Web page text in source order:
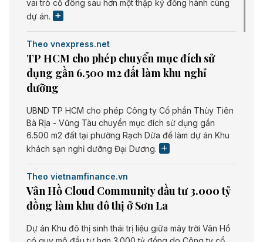
vai trò cổ đông sau hơn một thập kỷ đồng hành cùng
dự án.
Theo vnexpress.net
TP HCM cho phép chuyển mục đích sử
dụng gần 6.500 m2 đất làm khu nghỉ
dưỡng
UBND TP HCM cho phép Công ty Cổ phần Thủy Tiên
Bà Rịa - Vũng Tàu chuyển mục đích sử dụng gần
6.500 m2 đất tại phường Rạch Dừa để làm dự án Khu
khách sạn nghỉ dưỡng Đại Dương.
Theo vietnamfinance.vn
Vân Hồ Cloud Community đầu tư 3.000 tỷ
đồng làm khu đô thị ở Sơn La
Dự án Khu đô thị sinh thái trị liệu giữa mây trời Vân Hồ